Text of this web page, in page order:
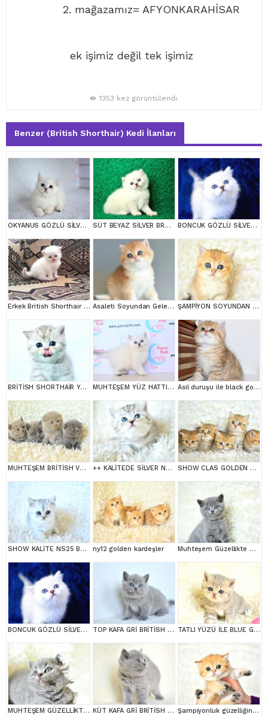
2. mağazamız= AFYONKARAHİSAR
ek işimiz değil tek işimiz
1353 kez görüntülendi.
Benzer (British Shorthair) Kedi İlanları
OKYANUS GÖZLÜ SİLVER POİNT BRİTİSH SHORTHAİR YAVRUMUZ erkek SÜT BEYAZ SİLVER BRTİSH SHORTHAİR NS1133 BONCUK GÖZLÜ SİLVER BRİTİSH SHORTHAİR NS1133
Erkek British Shorthair Red Point Asaleti Soyundan Gelen Golden British Yavrularımız ŞAMPİYON SOYUNDAN NY11 GOLDEN BRİTİSH SHORTHAİR
BRİTİSH SHORTHAİR YAVRUMUZ MUHTEŞEM YÜZ HATTI SİLVER BRİTİSH SHORTHAİRNS1133 Asil duruşu ile black golden british shortair
MUHTEŞEM BRİTİSH VE SCOTTİSH YAVRULAR ++ KALİTEDE SİLVER NS24 BRİTİSH SHORTHAİR SHOW CLAS GOLDEN BRİTİSH SHORTHAİR
SHOW KALİTE NS25 BRİTİSH SHORTHAİR YAVRUMUZ DİŞİ ny12 golden kardeşler Muhteşem Güzellikte Gri British
BONCUK GÖZLÜ SİLVER BRİTİSH SHORTHAİR NS1133 TOP KAFA GRİ BRİTİSH SHORTHAİR YAVRUMUZ TATLI YÜZÜ İLE BLUE GOLDEN BRİTİSH SHORTHAİR
MUHTEŞEM GÜZELLİKTE GRİ BRİTİSH KÜT KAFA GRİ BRİTİSH SHORTHAİR Şampiyonluk güzelliğinde ny11 golden british shorthair